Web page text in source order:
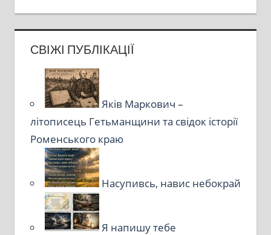
СВІЖІ ПУБЛІКАЦІЇ
Яків Маркович –
літописець Гетьманщини та свідок історії
Роменського краю
Насупивсь, навис небокрай
Я напишу тебе